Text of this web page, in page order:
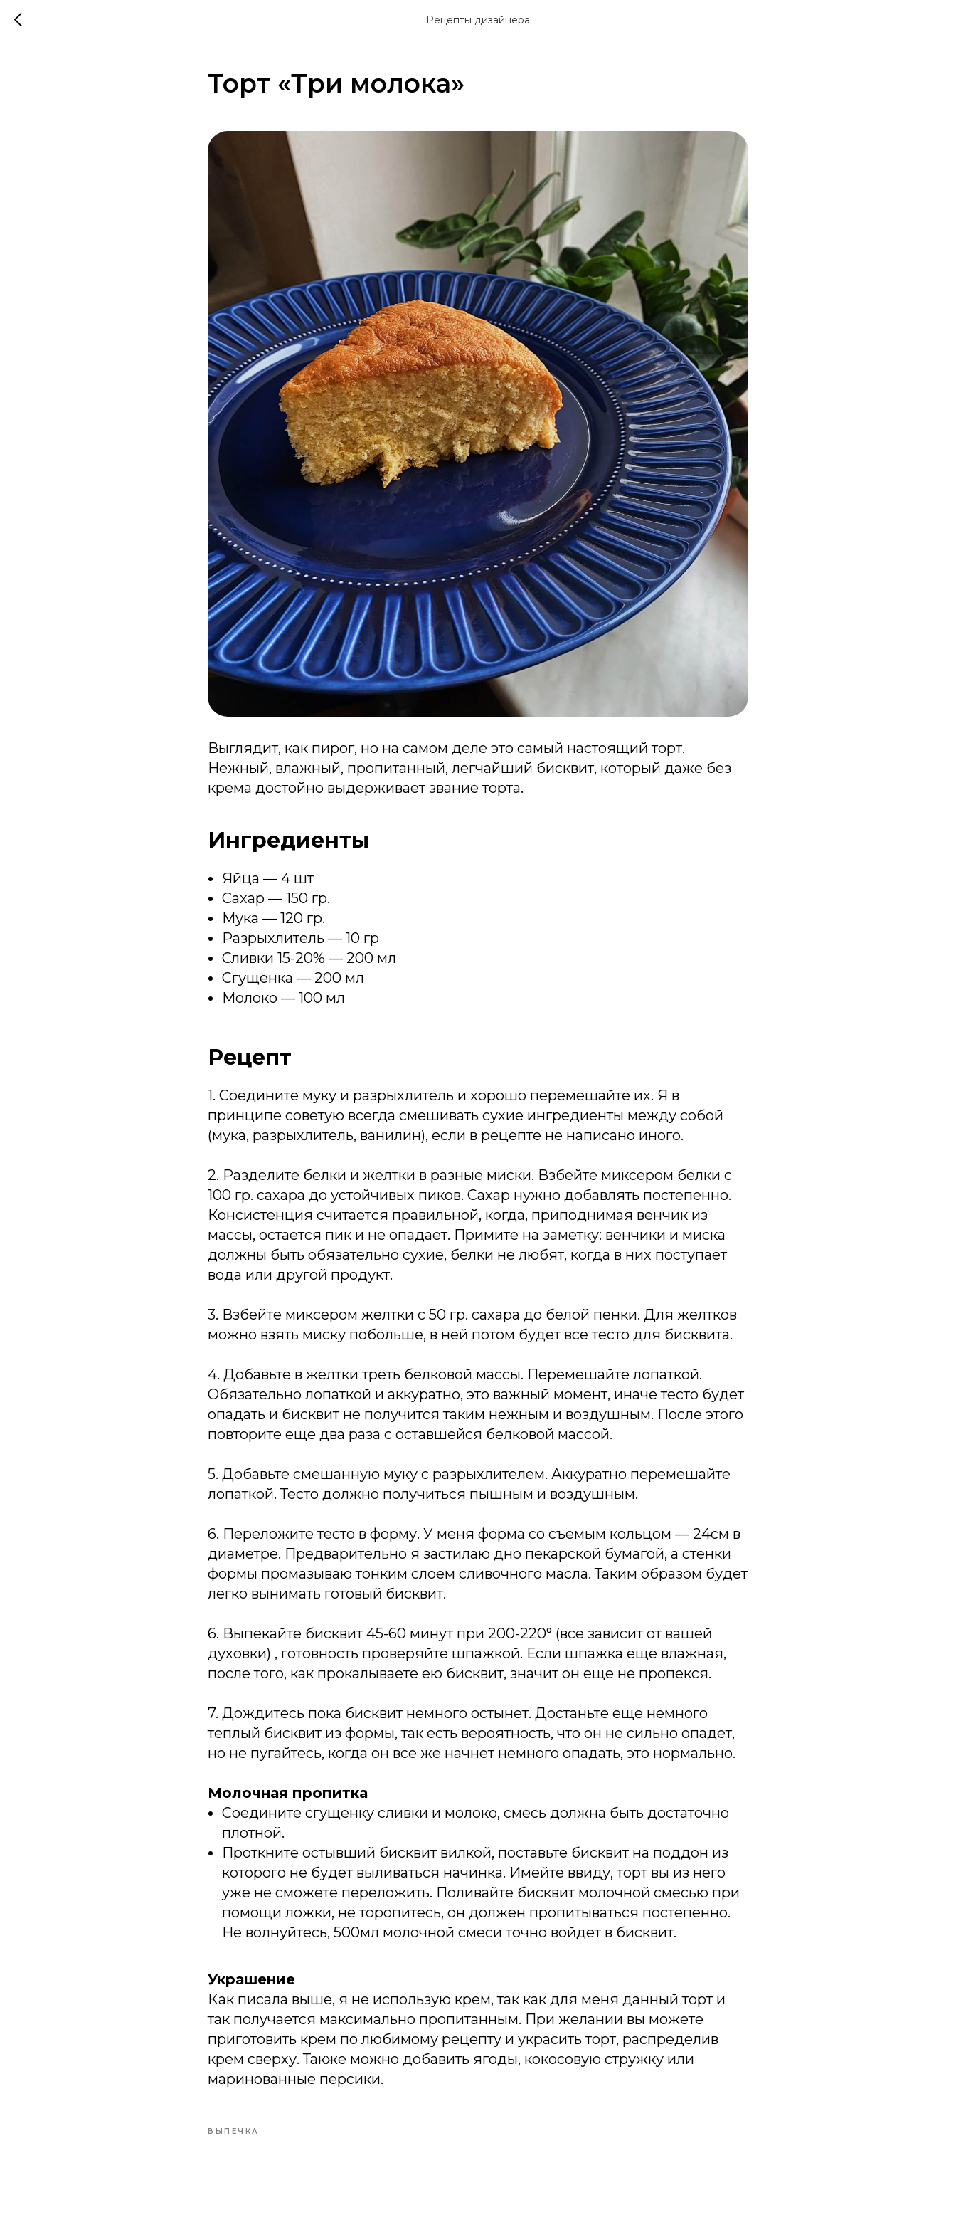
Рецепты дизайнера
Торт «Три молока»
Выглядит, как пирог, но на самом деле это самый настоящий торт.
Нежный, влажный, пропитанный, легчайший бисквит, который даже без
крема достойно выдерживает звание торта.
Ингредиенты
Яйца — 4 шт
Сахар — 150 гр.
Мука — 120 гр.
Разрыхлитель — 10 гр
Сливки 15-20% — 200 мл
Сгущенка — 200 мл
Молоко — 100 мл
Рецепт
1. Соедините муку и разрыхлитель и хорошо перемешайте их. Я в
принципе советую всегда смешивать сухие ингредиенты между собой
(мука, разрыхлитель, ванилин), если в рецепте не написано иного.
2. Разделите белки и желтки в разные миски. Взбейте миксером белки с
100 гр. сахара до устойчивых пиков. Сахар нужно добавлять постепенно.
Консистенция считается правильной, когда, приподнимая венчик из
массы, остается пик и не опадает. Примите на заметку: венчики и миска
должны быть обязательно сухие, белки не любят, когда в них поступает
вода или другой продукт.
3. Взбейте миксером желтки с 50 гр. сахара до белой пенки. Для желтков
можно взять миску побольше, в ней потом будет все тесто для бисквита.
4. Добавьте в желтки треть белковой массы. Перемешайте лопаткой.
Обязательно лопаткой и аккуратно, это важный момент, иначе тесто будет
опадать и бисквит не получится таким нежным и воздушным. После этого
повторите еще два раза с оставшейся белковой массой.
5. Добавьте смешанную муку с разрыхлителем. Аккуратно перемешайте
лопаткой. Тесто должно получиться пышным и воздушным.
6. Переложите тесто в форму. У меня форма со съемым кольцом — 24см в
диаметре. Предварительно я застилаю дно пекарской бумагой, а стенки
формы промазываю тонким слоем сливочного масла. Таким образом будет
легко вынимать готовый бисквит.
6. Выпекайте бисквит 45-60 минут при 200-220° (все зависит от вашей
духовки) , готовность проверяйте шпажкой. Если шпажка еще влажная,
после того, как прокалываете ею бисквит, значит он еще не пропекся.
7. Дождитесь пока бисквит немного остынет. Достаньте еще немного
теплый бисквит из формы, так есть вероятность, что он не сильно опадет,
но не пугайтесь, когда он все же начнет немного опадать, это нормально.
Молочная пропитка
Соедините сгущенку сливки и молоко, смесь должна быть достаточно
плотной.
Проткните остывший бисквит вилкой, поставьте бисквит на поддон из
которого не будет выливаться начинка. Имейте ввиду, торт вы из него
уже не сможете переложить. Поливайте бисквит молочной смесью при
помощи ложки, не торопитесь, он должен пропитываться постепенно.
Не волнуйтесь, 500мл молочной смеси точно войдет в бисквит.
Украшение
Как писала выше, я не использую крем, так как для меня данный торт и
так получается максимально пропитанным. При желании вы можете
приготовить крем по любимому рецепту и украсить торт, распределив
крем сверху. Также можно добавить ягоды, кокосовую стружку или
маринованные персики.
ВЫПЕЧКА